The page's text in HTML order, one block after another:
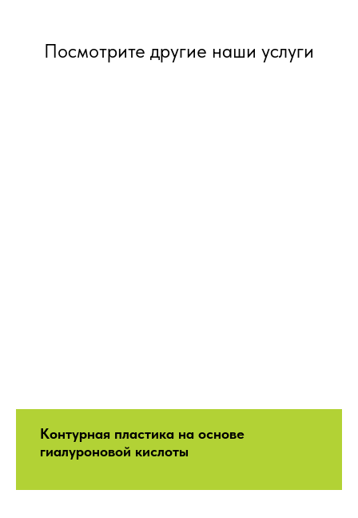
Посмотрите другие наши услуги
Контурная пластика на основе
гиалуроновой кислоты